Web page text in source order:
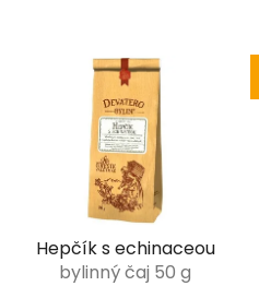
Hepčík s echinaceou
bylinný čaj 50 g